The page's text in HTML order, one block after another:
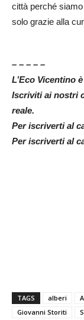
città perché
solo grazie alla
– – – – –
L’Eco Vicentino
Iscriviti ai nostri
reale.
Per iscriverti al
Per iscriverti al
TAGS alberi
Giovanni Storiti